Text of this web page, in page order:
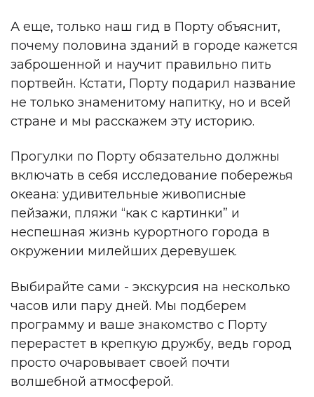
А еще, только наш гид в Порту объяснит,
почему половина зданий в городе кажется
заброшенной и научит правильно пить
портвейн. Кстати, Порту подарил название
не только знаменитому напитку, но и всей
стране и мы расскажем эту историю.
Прогулки по Порту обязательно должны
включать в себя исследование побережья
океана: удивительные живописные
пейзажи, пляжи “как с картинки” и
неспешная жизнь курортного города в
окружении милейших деревушек.
Выбирайте сами - экскурсия на несколько
часов или пару дней. Мы подберем
программу и ваше знакомство с Порту
перерастет в крепкую дружбу, ведь город
просто очаровывает своей почти
волшебной атмосферой.